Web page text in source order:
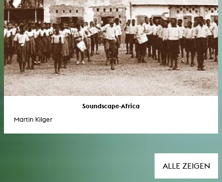
Soundscape-Africa
Martin Kilger
ALLE ZEIGEN